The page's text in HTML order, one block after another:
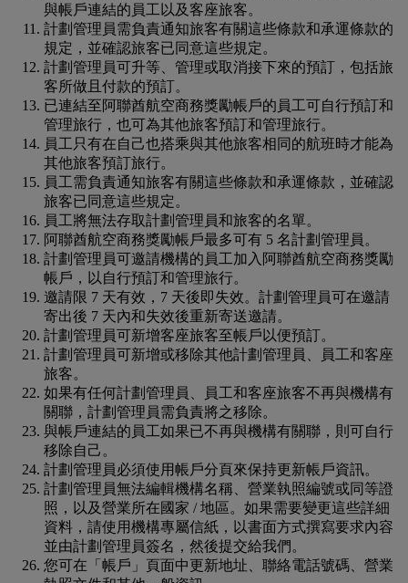
與帳戶連結的員工以及客座旅客。
計劃管理員需負責通知旅客有關這些條款和承運條款的
規定，並確認旅客已同意這些規定。
計劃管理員可升等、管理或取消接下來的預訂，包括旅
客所做且付款的預訂。
已連結至阿聯酋航空商務獎勵帳戶的員工可自行預訂和
管理旅行，也可為其他旅客預訂和管理旅行。
員工只有在自己也搭乘與其他旅客相同的航班時才能為
其他旅客預訂旅行。
員工需負責通知旅客有關這些條款和承運條款，並確認
旅客已同意這些規定。
員工將無法存取計劃管理員和旅客的名單。
阿聯酋航空商務獎勵帳戶最多可有 5 名計劃管理員。
計劃管理員可邀請機構的員工加入阿聯酋航空商務獎勵
帳戶，以自行預訂和管理旅行。
邀請限 7 天有效，7 天後即失效。計劃管理員可在邀請
寄出後 7 天內和失效後重新寄送邀請。
計劃管理員可新增客座旅客至帳戶以便預訂。
計劃管理員可新增或移除其他計劃管理員、員工和客座
旅客。
如果有任何計劃管理員、員工和客座旅客不再與機構有
關聯，計劃管理員需負責將之移除。
與帳戶連結的員工如果已不再與機構有關聯，則可自行
移除自己。
計劃管理員必須使用帳戶分頁來保持更新帳戶資訊。
計劃管理員無法編輯機構名稱、營業執照編號或同等證
照，以及營業所在國家 / 地區。如果需要變更這些詳細
資料，請使用機構專屬信紙，以書面方式撰寫要求內容
並由計劃管理員簽名，然後提交給我們。
您可在「帳戶」頁面中更新地址、聯絡電話號碼、營業